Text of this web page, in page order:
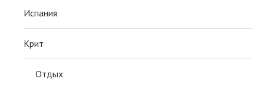
Испания
Крит
Отдых